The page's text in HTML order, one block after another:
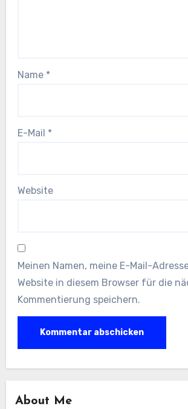
Name *
E-Mail *
Website
Meinen Namen, meine E-Mail-
Website in diesem Browser für die
Kommentierung speichern.
About Me